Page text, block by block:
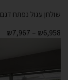
שולחן עגול נפתח דגם Convivio Ozzio Italia
₪6,958
–
₪7,967